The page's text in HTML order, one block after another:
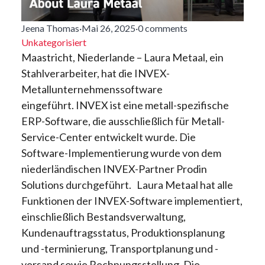
Jeena Thomas·Mai 26, 2025·0 comments
Unkategorisiert
Maastricht, Niederlande – Laura Metaal, ein
Stahlverarbeiter, hat die INVEX-
Metallunternehmenssoftware
eingeführt. INVEX ist eine metall-spezifische
ERP-Software, die ausschließlich für Metall-
Service-Center entwickelt wurde. Die
Software-Implementierung wurde von dem
niederländischen INVEX-Partner Prodin
Solutions durchgeführt. Laura Metaal hat alle
Funktionen der INVEX-Software implementiert,
einschließlich Bestandsverwaltung,
Kundenauftragsstatus, Produktionsplanung
und -terminierung, Transportplanung und -